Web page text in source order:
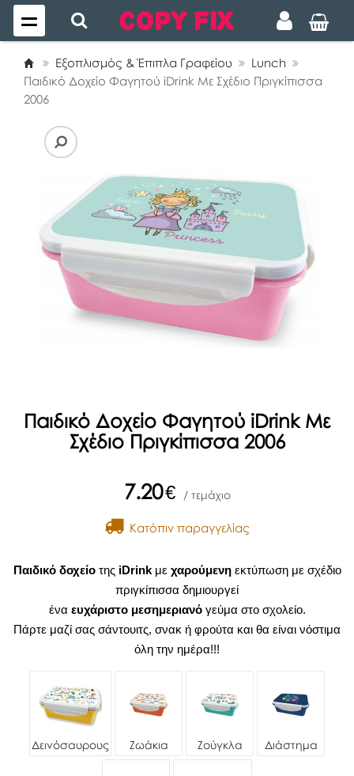
Εξοπλισμός & Έπιπλα Γραφείου
Lunch
Παιδικό Δοχείο Φαγητού iDrink Με Σχέδιο Πριγκίπισσα
2006
Παιδικό Δοχείο Φαγητού iDrink Με
Σχέδιο Πριγκίπισσα 2006
7.20€ / τεμάχιο
Kατόπιν παραγγελίας
Παιδικό δοχείοτης iDrinkμεχαρούμενηεκτύπωση με σχέδιο
πριγκίπισσα δημιουργεί
ένα ευχάριστο μεσημεριανόγεύμα στο σχολείο.
Πάρτε μαζί σας σάντουιτς, σνακ ή φρούτα και θα είναι νόστιμα
όλη την ημέρα!!!
Δεινόσαυρους Ζωάκια Ζούγκλα Διάστημα